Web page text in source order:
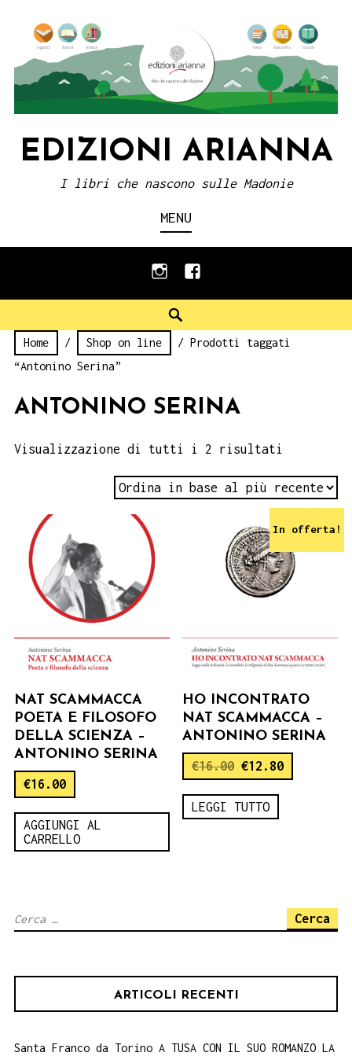
content
EDIZIONI ARIANNA
I libri che nascono sulle Madonie
MENU
instagramfacebook
Home / Shop on line
/ Prodotti taggati
“Antonino Serina”
ANTONINO SERINA
Visualizzazione di tutti i 2 risultati
NAT SCAMMACCA
POETA E FILOSOFO
DELLA SCIENZA –
ANTONINO SERINA
€16.00
AGGIUNGI AL
CARRELLO
In offerta!
HO INCONTRATO
NAT SCAMMACCA –
ANTONINO SERINA
€16.00 €12.80
LEGGI TUTTO
Ricerca
ARTICOLI RECENTI
Santa Franco da Torino A TUSA CON IL SUO ROMANZO LA